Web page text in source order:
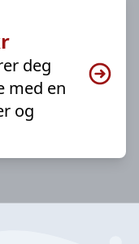
deg
med en
og